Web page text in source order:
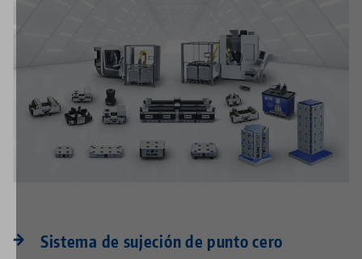
Sistema de sujeción de punto cero